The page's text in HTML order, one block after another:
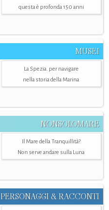
questa è profonda 150 anni
MUSEI
La Spezia. per navigare
nella storia della Marina
NONSOLOMARE
Il Mare della Tranquillità?
Non serve andare sulla Luna
PERSONAGGI & RACCONTI